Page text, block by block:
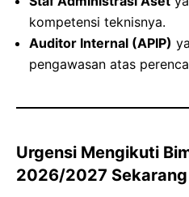
kompetensi teknisnya.
Auditor Internal (APIP)
pengawasan atas
Urgensi Mengikuti
2026/2027 Sekarang